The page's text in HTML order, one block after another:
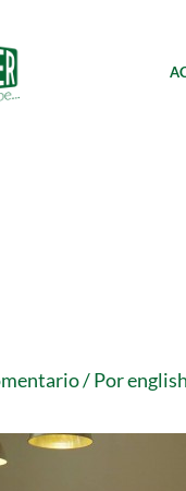
/ Por